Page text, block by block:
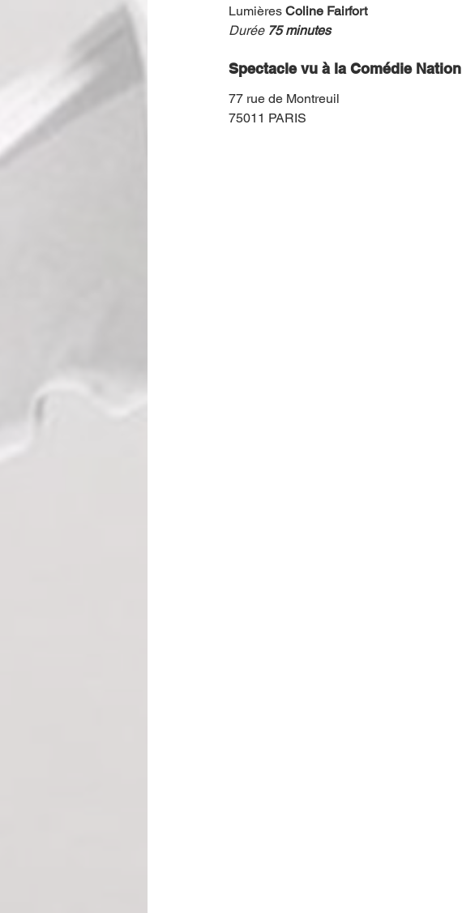
Lumières Coline Fairfort
Durée 75 minutes
Spectacle vu à la Comédie Nation
77 rue de Montreuil
75011 PARIS